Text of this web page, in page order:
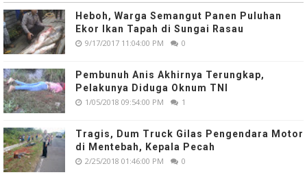
Heboh, Warga Semangut Panen Puluhan
Ekor Ikan Tapah di Sungai Rasau
9/17/2017 11:04:00 PM 0
Pembunuh Anis Akhirnya Terungkap,
Pelakunya Diduga Oknum TNI
1/05/2018 09:54:00 PM 1
Tragis, Dum Truck Gilas Pengendara Motor
di Mentebah, Kepala Pecah
2/25/2018 01:46:00 PM 0